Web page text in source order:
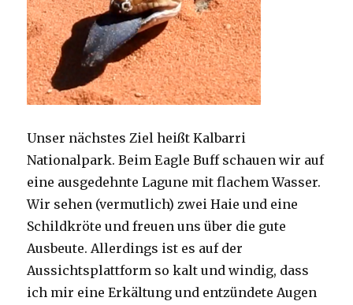
Unser nächstes Ziel heißt Kalbarri
Nationalpark. Beim Eagle Buff schauen wir auf
eine ausgedehnte Lagune mit flachem Wasser.
Wir sehen (vermutlich) zwei Haie und eine
Schildkröte und freuen uns über die gute
Ausbeute. Allerdings ist es auf der
Aussichtsplattform so kalt und windig, dass
ich mir eine Erkältung und entzündete Augen